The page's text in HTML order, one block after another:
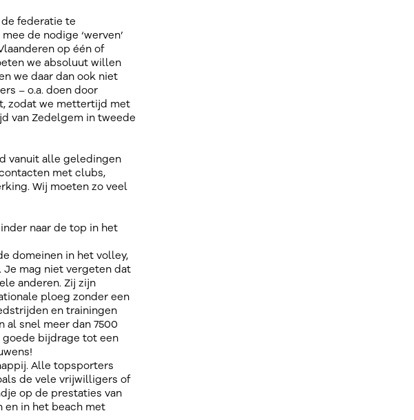
federatie te
de nodige ‘werven’
op één of
we absoluut willen
we daar dan ook niet
– o.a. doen door
zodat we mettertijd met
van Zedelgem in tweede
vanuit alle geledingen
met clubs,
Wij moeten zo veel
naar de top in het
domeinen in het volley,
mag niet vergeten dat
anderen. Zij zijn
ploeg zonder een
en trainingen
al snel meer dan 7500
bijdrage tot een
Alle topsporters
de vele vrijwilligers of
op de prestaties van
en in het beach met